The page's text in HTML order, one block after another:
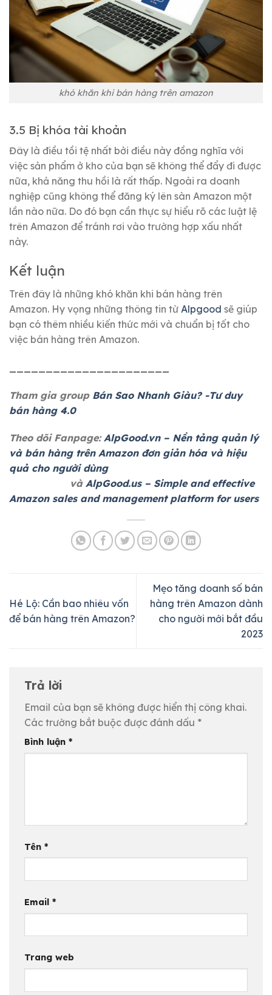
khó khăn khi bán hàng trên amazon
3.5 Bị khóa tài khoản
Đây là điều tồi tệ nhất bởi điều này đồng nghĩa với
việc sản phẩm ở kho của bạn sẽ không thể đẩy đi được
nữa, khả năng thu hồi là rất thấp. Ngoài ra doanh
nghiệp cũng không thể đăng ký lên sàn Amazon một
lần nào nữa. Do đó bạn cần thực sự hiểu rõ các luật lệ
trên Amazon để tránh rơi vào trường hợp xấu nhất
này.
Kết luận
Trên đây là những khó khăn khi bán hàng trên
Amazon. Hy vọng những thông tin từ Alpgood sẽ giúp
bạn có thêm nhiều kiến thức mới và chuẩn bị tốt cho
việc bán hàng trên Amazon.
Tham gia group Bán Sao Nhanh Giàu? -Tư duy
bán hàng 4.0
Theo dõi Fanpage:AlpGood.vn – Nền tảng quản lý
và bán hàng trên Amazon đơn giản hóa và hiệu
quả cho người dùng
và AlpGood.us – Simple and effective
Amazon sales and management platform for users
Hé Lộ: Cần bao nhiêu vốn
để bán hàng trên Amazon?
Mẹo tăng doanh số bán
hàng trên Amazon dành
cho người mới bắt đầu
2023
Trả lời
Email của bạn sẽ không được hiển thị công khai.
Các trường bắt buộc được đánh dấu *
Bình luận *
Tên *
Email *
Trang web